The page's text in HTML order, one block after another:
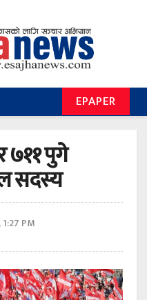
EPAPER
पुगे
सदस्य
PM